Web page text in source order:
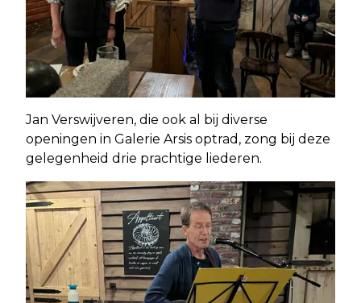
Jan Verswijveren, die ook al bij diverse
openingen in Galerie Arsis optrad, zong bij deze
gelegenheid drie prachtige liederen.